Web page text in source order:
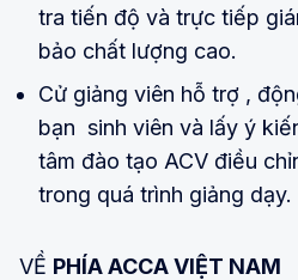
tra tiến độ và trực tiếp
bảo chất lượng cao.
Cử giảng viên hỗ trợ ,
bạn sinh viên và lấy ý
tâm đào tạo ACV điều
trong quá trình giảng dạy.
VỀ PHÍA ACCA VIỆT NAM